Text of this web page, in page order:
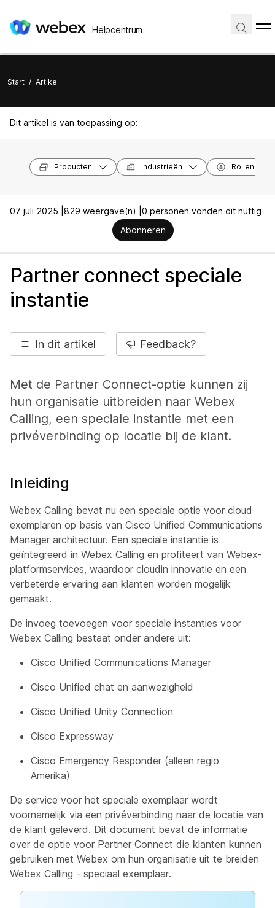
Helpcentrum
Start / Artikel
Dit artikel is van toepassing op:
Producten Industrieën Rollen
07 juli 2025 | 829 weergave(n) | 0 personen vonden dit nuttig
Abonneren
Partner connect speciale
instantie
In dit artikel Feedback?
Met de Partner Connect-optie kunnen zij
hun organisatie uitbreiden naar Webex
Calling, een speciale instantie met een
privéverbinding op locatie bij de klant.
Inleiding
Webex Calling bevat nu een speciale optie voor cloud
exemplaren op basis van Cisco Unified Communications
Manager architectuur. Een speciale instantie is
geïntegreerd in Webex Calling en profiteert van Webex-
platformservices, waardoor cloudin innovatie en een
verbeterde ervaring aan klanten worden mogelijk
gemaakt.
De invoeg toevoegen voor speciale instanties voor
Webex Calling bestaat onder andere uit:
Cisco Unified Communications Manager
Cisco Unified chat en aanwezigheid
Cisco Unified Unity Connection
Cisco Expressway
Cisco Emergency Responder (alleen regio
Amerika)
De service voor het speciale exemplaar wordt
voornamelijk via een privéverbinding naar de locatie van
de klant geleverd. Dit document bevat de informatie
over de optie voor Partner Connect die klanten kunnen
gebruiken met Webex om hun organisatie uit te breiden
Webex Calling - speciaal exemplaar.